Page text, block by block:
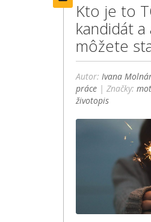
Kto je to
kandidát a
môžete
Autor:Ivana
práce | Značky:
životopis